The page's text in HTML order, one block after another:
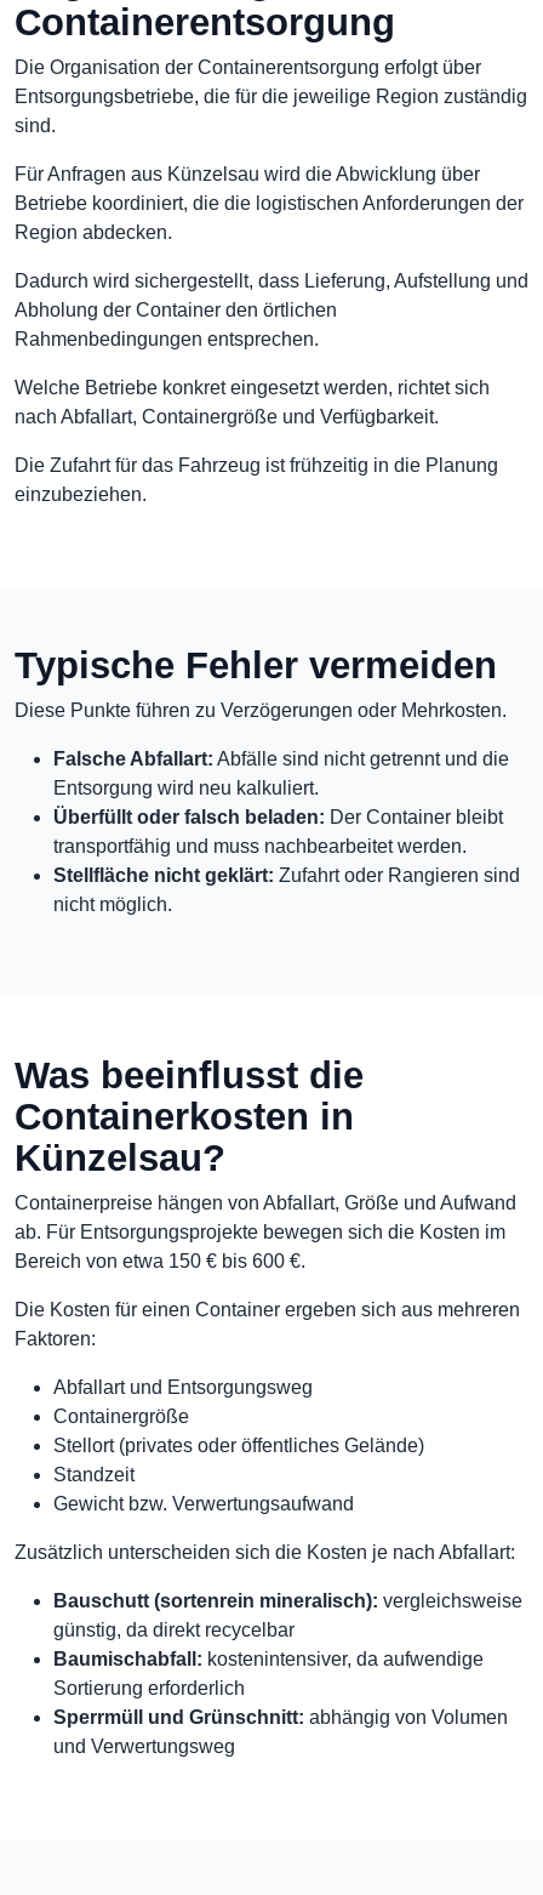
Containerentsorgung
Die Organisation der Containerentsorgung erfolgt über
Entsorgungsbetriebe, die für die jeweilige Region zuständig
sind.
Für Anfragen aus Künzelsau wird die Abwicklung über
Betriebe koordiniert, die die logistischen Anforderungen der
Region abdecken.
Dadurch wird sichergestellt, dass Lieferung, Aufstellung und
Abholung der Container den örtlichen
Rahmenbedingungen entsprechen.
Welche Betriebe konkret eingesetzt werden, richtet sich
nach Abfallart, Containergröße und Verfügbarkeit.
Die Zufahrt für das Fahrzeug ist frühzeitig in die Planung
einzubeziehen.
Typische Fehler vermeiden
Diese Punkte führen zu Verzögerungen oder Mehrkosten.
Falsche Abfallart: Abfälle sind nicht getrennt und die
Entsorgung wird neu kalkuliert.
Überfüllt oder falsch beladen: Der Container bleibt
transportfähig und muss nachbearbeitet werden.
Stellfläche nicht geklärt: Zufahrt oder Rangieren sind
nicht möglich.
Was beeinflusst die
Containerkosten in
Künzelsau?
Containerpreise hängen von Abfallart, Größe und Aufwand
ab. Für Entsorgungsprojekte bewegen sich die Kosten im
Bereich von etwa 150 € bis 600 €.
Die Kosten für einen Container ergeben sich aus mehreren
Faktoren:
Abfallart und Entsorgungsweg
Containergröße
Stellort (privates oder öffentliches Gelände)
Standzeit
Gewicht bzw. Verwertungsaufwand
Zusätzlich unterscheiden sich die Kosten je nach Abfallart:
Bauschutt (sortenrein mineralisch): vergleichsweise
günstig, da direkt recycelbar
Baumischabfall: kostenintensiver, da aufwendige
Sortierung erforderlich
Sperrmüll und Grünschnitt: abhängig von Volumen
und Verwertungsweg